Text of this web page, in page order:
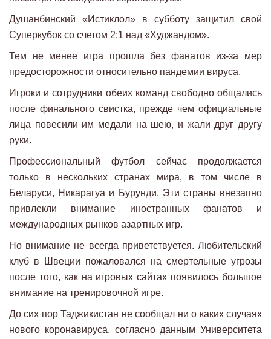
Душанбинский «Истиклол» в субботу защитил свой
Суперкубок со счетом 2:1 над «Худжандом».
Тем не менее игра прошла без фанатов из-за мер
предосторожности относительно пандемии вируса.
Игроки и сотрудники обеих команд свободно общались
после финального свистка, прежде чем официальные
лица повесили им медали на шею, и жали друг другу
руки.
Профессиональный футбол сейчас продолжается
только в нескольких странах мира, в том числе в
Беларуси, Никарагуа и Бурунди. Эти страны внезапно
привлекли внимание иностранных фанатов и
международных рынков азартных игр.
Но внимание не всегда приветствуется. Любительский
клуб в Швеции пожаловался на смертельные угрозы
после того, как на игровых сайтах появилось большое
внимание на тренировочной игре.
До сих пор Таджикистан не сообщал ни о каких случаях
нового коронавируса, согласно данным Университета